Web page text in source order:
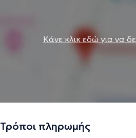
Κάνε κλικ εδώ για να
Τρόποι πληρωμής